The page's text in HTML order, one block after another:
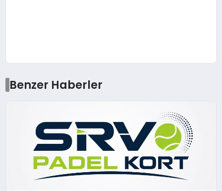
Benzer Haberler